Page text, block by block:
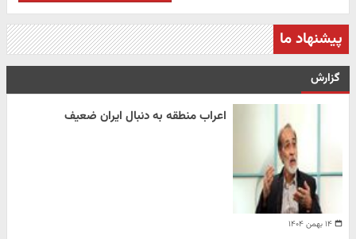
پیشنهاد ما
گزارش
۱۴ بهمن ۱۴۰۴
اعراب منطقه به دنبال ایران ضعیف